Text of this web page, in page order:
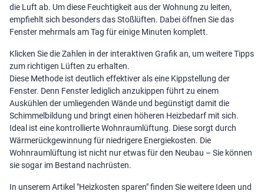
die Luft ab. Um diese Feuchtigkeit aus der Wohnung zu leiten,
empfiehlt sich besonders das Stoßlüften. Dabei öffnen Sie das
Fenster mehrmals am Tag für einige Minuten komplett.
Klicken Sie die Zahlen in der interaktiven Grafik an, um weitere Tipps
zum richtigen Lüften zu erhalten.
Diese Methode ist deutlich effektiver als eine Kippstellung der
Fenster. Denn Fenster lediglich anzukippen führt zu einem
Auskühlen der umliegenden Wände und begünstigt damit die
Schimmelbildung und bringt einen höheren Heizbedarf mit sich.
Ideal ist eine kontrollierte Wohnraumlüftung. Diese sorgt durch
Wärmerückgewinnung für niedrigere Energiekosten. Die
Wohnraumlüftung ist nicht nur etwas für den Neubau – Sie können
sie sogar im Bestand nachrüsten.
In unserem Artikel "Heizkosten sparen" finden Sie weitere Ideen und